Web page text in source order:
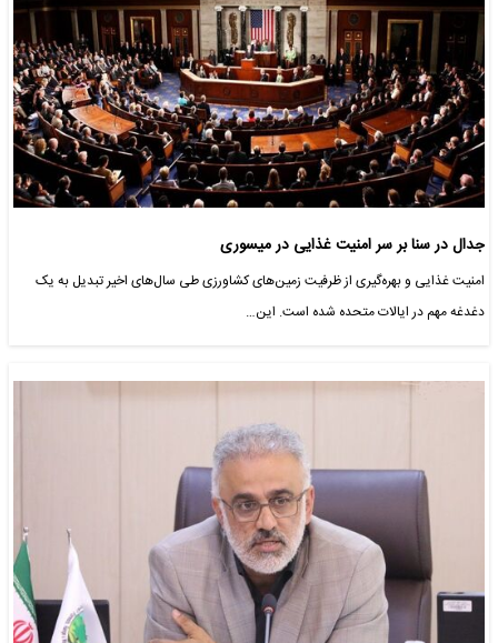
جدال در سنا بر سر امنیت غذایی در میسوری
امنیت غذایی و بهره‌گیری از ظرفیت زمین‌های کشاورزی طی سال‌های اخیر تبدیل به یک
دغدغه مهم در ایالات متحده شده است. این…